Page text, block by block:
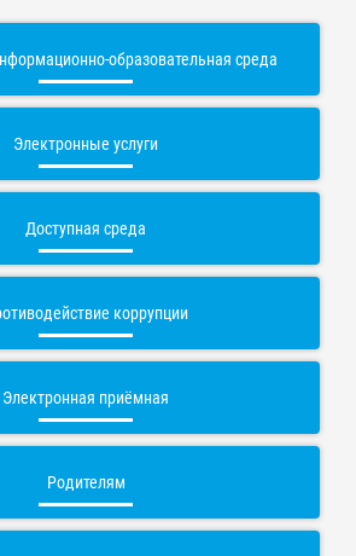
образовательная среда
Электронные услуги
Доступная среда
коррупции
Электронная приёмная
Родителям